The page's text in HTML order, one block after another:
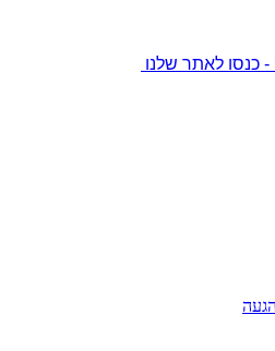
כנסו לאתר שלנו